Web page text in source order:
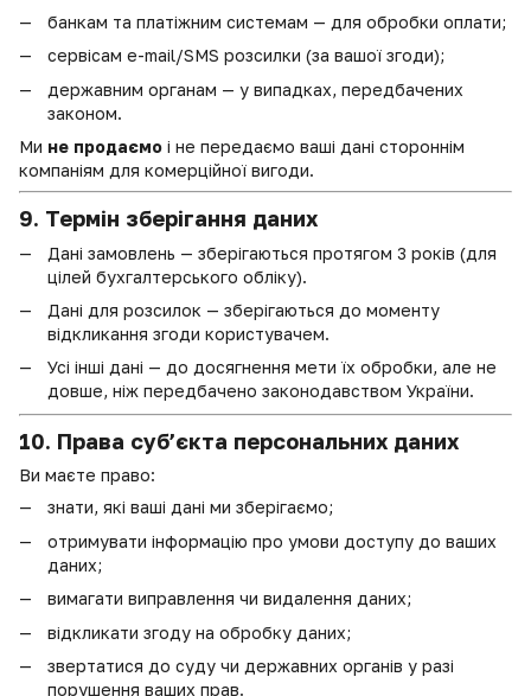
банкам та платіжним системам — для обробки оплати;
сервісам e-mail/SMS розсилки (за вашої згоди);
державним органам — у випадках, передбачених
законом.
Ми не продаємо і не передаємо ваші дані стороннім
компаніям для комерційної вигоди.
9. Термін зберігання даних
Дані замовлень — зберігаються протягом 3 років (для
цілей бухгалтерського обліку).
Дані для розсилок — зберігаються до моменту
відкликання згоди користувачем.
Усі інші дані — до досягнення мети їх обробки, але не
довше, ніж передбачено законодавством України.
10. Права суб’єкта персональних даних
Ви маєте право:
знати, які ваші дані ми зберігаємо;
отримувати інформацію про умови доступу до ваших
даних;
вимагати виправлення чи видалення даних;
відкликати згоду на обробку даних;
звертатися до суду чи державних органів у разі
порушення ваших прав.